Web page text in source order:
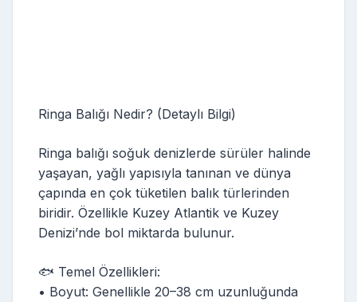
Ringa Balığı Nedir? (Detaylı Bilgi)
Ringa balığı soğuk denizlerde sürüler halinde
yaşayan, yağlı yapısıyla tanınan ve dünya
çapında en çok tüketilen balık türlerinden
biridir. Özellikle Kuzey Atlantik ve Kuzey
Denizi’nde bol miktarda bulunur.
🐟 Temel Özellikleri:
• Boyut: Genellikle 20–38 cm uzunluğunda